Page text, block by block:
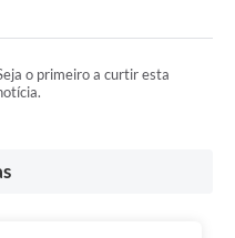
o primeiro a curtir esta